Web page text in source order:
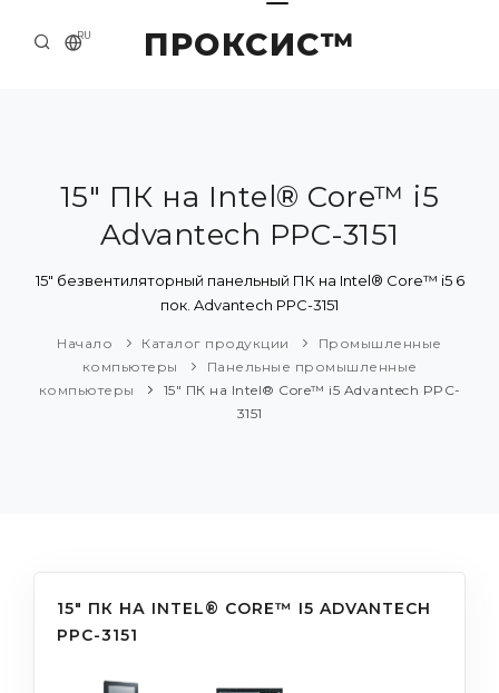
ПРОКСИС™
RU
О КОМПАНИИ
ПРИМЕРЫ И РЕШЕНИЯ
КАТАЛОГ ПРОДУКЦИИ
15" ПК на Intel® Core™ i5
Advantech PPC-3151
15" безвентиляторный панельный ПК на Intel® Core™ i5 6
пок. Advantech PPC-3151
Начало Каталог продукции
Промышленные
компьютеры
Панельные промышленные
компьютеры
15" ПК на Intel® Core™ i5 Advantech PPC-
3151
15" ПК НА INTEL® CORE™ I5 ADVANTECH
PPC-3151